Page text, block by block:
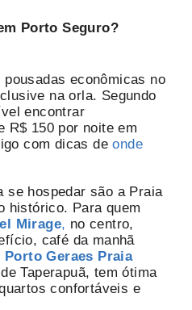
Porto Seguro?
econômicas no
na orla. Segundo
encontrar
R$ 150 por noite em
com dicas de onde
se hospedar são a Praia
histórico. Para quem
Mirage, no centro,
café da manhã
Porto Geraes Praia
Taperapuã, tem ótima
confortáveis e